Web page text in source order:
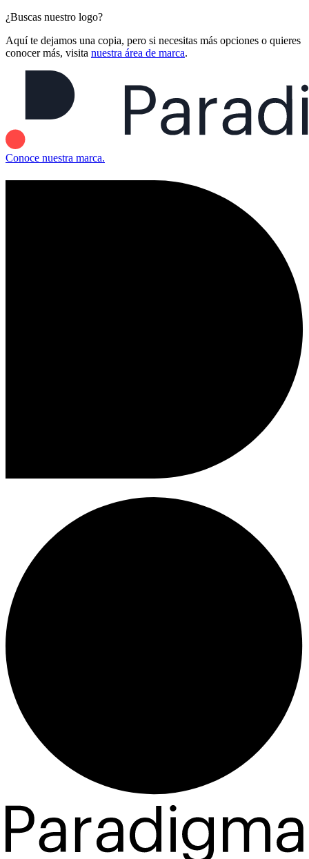
¿Buscas nuestro logo?
Aquí te dejamos una copia, pero si necesitas más opciones o quieres
conocer más, visita nuestra área de marca.
Conoce nuestra marca.